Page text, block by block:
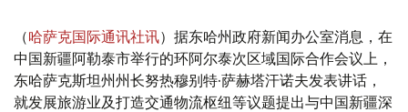
（哈萨克国际通讯社讯）据东哈州政府新闻办公室消息，在
中国新疆阿勒泰市举行的环阿尔泰次区域国际合作会议上，
东哈萨克斯坦州州长努热穆别特·萨赫塔汗诺夫发表讲话，
就发展旅游业及打造交通物流枢纽等议题提出与中国新疆深